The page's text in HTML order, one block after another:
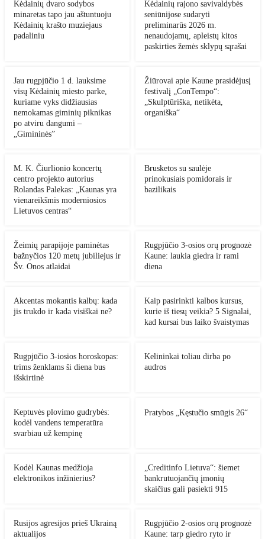
Kėdainių dvaro sodybos
minaretas tapo jau aštuntuoju
Kėdainių krašto muziejaus
padaliniu
Kėdainių rajono savivaldybės
seniūnijose sudaryti
preliminarūs 2026 m.
nenaudojamų, apleistų kitos
paskirties žemės sklypų sąrašai
Jau rugpjūčio 1 d. lauksime
visų Kėdainių miesto parke,
kuriame vyks didžiausias
nemokamas giminių piknikas
po atviru dangumi –
„Gimininės”
Žiūrovai apie Kaune prasidėjusį
festivalį „ConTempo“:
„Skulptūriška, netikėta,
organiška“
M. K. Čiurlionio koncertų
centro projekto autorius
Rolandas Palekas: „Kaunas yra
vienareikšmis moderniosios
Lietuvos centras“
Brusketos su saulėje
prinokusiais pomidorais ir
bazilikais
Žeimių parapijoje paminėtas
bažnyčios 120 metų jubiliejus ir
Šv. Onos atlaidai
Rugpjūčio 3-osios orų prognozė
Kaune: laukia giedra ir rami
diena
Akcentas mokantis kalbų: kada
jis trukdo ir kada visiškai ne?
Kaip pasirinkti kalbos kursus,
kurie iš tiesų veikia? 5 Signalai,
kad kursai bus laiko švaistymas
Rugpjūčio 3-iosios horoskopas:
trims ženklams ši diena bus
išskirtinė
Kelininkai toliau dirba po
audros
Keptuvės plovimo gudrybės:
kodėl vandens temperatūra
svarbiau už kempinę
Pratybos „Kęstučio smūgis 26“
Kodėl Kaunas medžioja
elektronikos inžinierius?
„Creditinfo Lietuva“: šiemet
bankrutuojančių įmonių
skaičius gali pasiekti 915
Rusijos agresijos prieš Ukrainą
aktualijos
Rugpjūčio 2-osios orų prognozė
Kaune: tarp giedro ryto ir